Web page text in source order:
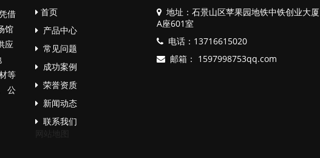
借
馆
应
等
公
首页
产品中心
常见问题
成功案例
荣誉资质
新闻动态
联系我们
网站地图
地址：石景山区苹果园地铁中铁创业大厦
A座601室
电话： 13716615020
邮箱： 1597998753qq.com